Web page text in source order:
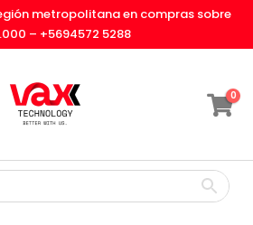
metropolitana en compras sobre
– +5694572 5288
0